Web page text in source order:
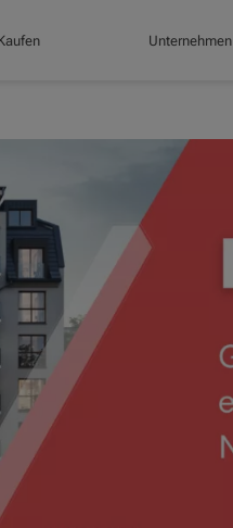
Unternehmen